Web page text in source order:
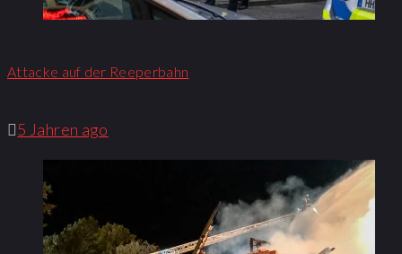
Attacke auf der Reeperbahn
5 Jahren ago